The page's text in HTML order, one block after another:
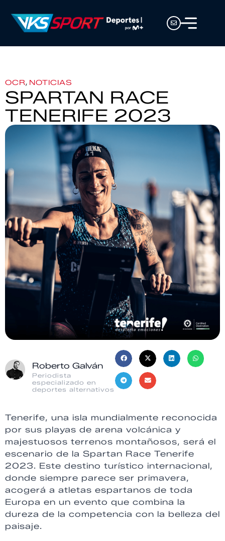
OCR, NOTICIAS
SPARTAN RACE
TENERIFE 2023
Roberto Galván
Periodista
especializado en
deportes alternativos
Tenerife, una isla mundialmente reconocida
por sus playas de arena volcánica y
majestuosos terrenos montañosos, será el
escenario de la Spartan Race Tenerife
2023. Este destino turístico internacional,
donde siempre parece ser primavera,
acogerá a atletas espartanos de toda
Europa en un evento que combina la
dureza de la competencia con la belleza del
paisaje.